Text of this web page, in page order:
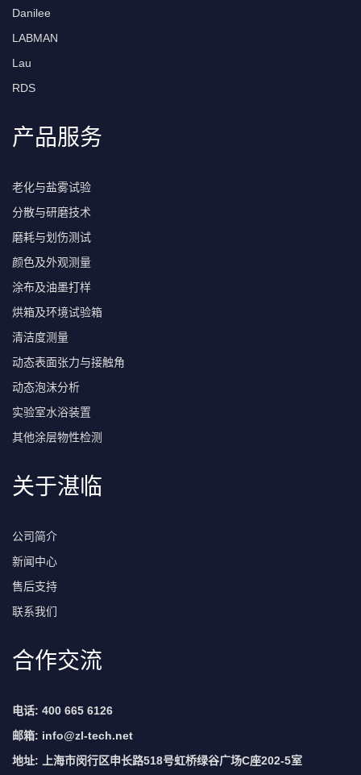
Danilee
LABMAN
Lau
RDS
产品服务
老化与盐雾试验
分散与研磨技术
磨耗与划伤测试
颜色及外观测量
涂布及油墨打样
烘箱及环境试验箱
清洁度测量
动态表面张力与接触角
动态泡沫分析
实验室水浴装置
其他涂层物性检测
关于湛临
公司简介
新闻中心
售后支持
联系我们
合作交流
电话: 400 665 6126
邮箱: info@zl-tech.net
地址: 上海市闵行区申长路518号虹桥绿谷广场C座202-5室